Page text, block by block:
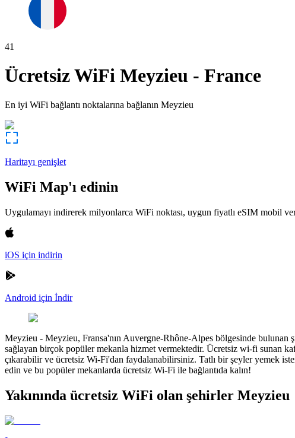
41
Ücretsiz WiFi Meyzieu - France
En iyi WiFi bağlantı noktalarına bağlanın Meyzieu
Haritayı genişlet
WiFi Map'ı edinin
Uygulamayı indirerek milyonlarca WiFi noktası, uygun fiyatlı eSIM mobil
iOS için indirin
Android için İndir
Meyzieu - Meyzieu, Fransa'nın Auvergne-Rhône-Alpes bölgesinde bulunan
sağlayan birçok popüler mekanla hizmet vermektedir. Ücretsiz wi-fi sunan
çıkarabilir ve ücretsiz Wi-Fi'dan faydalanabilirsiniz. Tatlı bir şeyler yemek
edin ve bu popüler mekanlarda ücretsiz Wi-Fi ile bağlantıda kalın!
Yakınında ücretsiz WiFi olan şehirler Meyzieu